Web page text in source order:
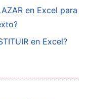
en Excel para
en Excel?